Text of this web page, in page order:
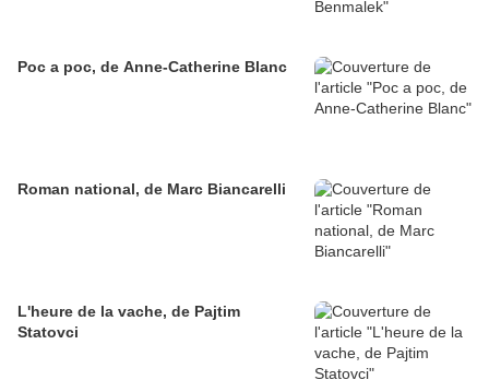
Poc a poc, de Anne-Catherine Blanc
Roman national, de Marc Biancarelli
L'heure de la vache, de Pajtim
Statovci